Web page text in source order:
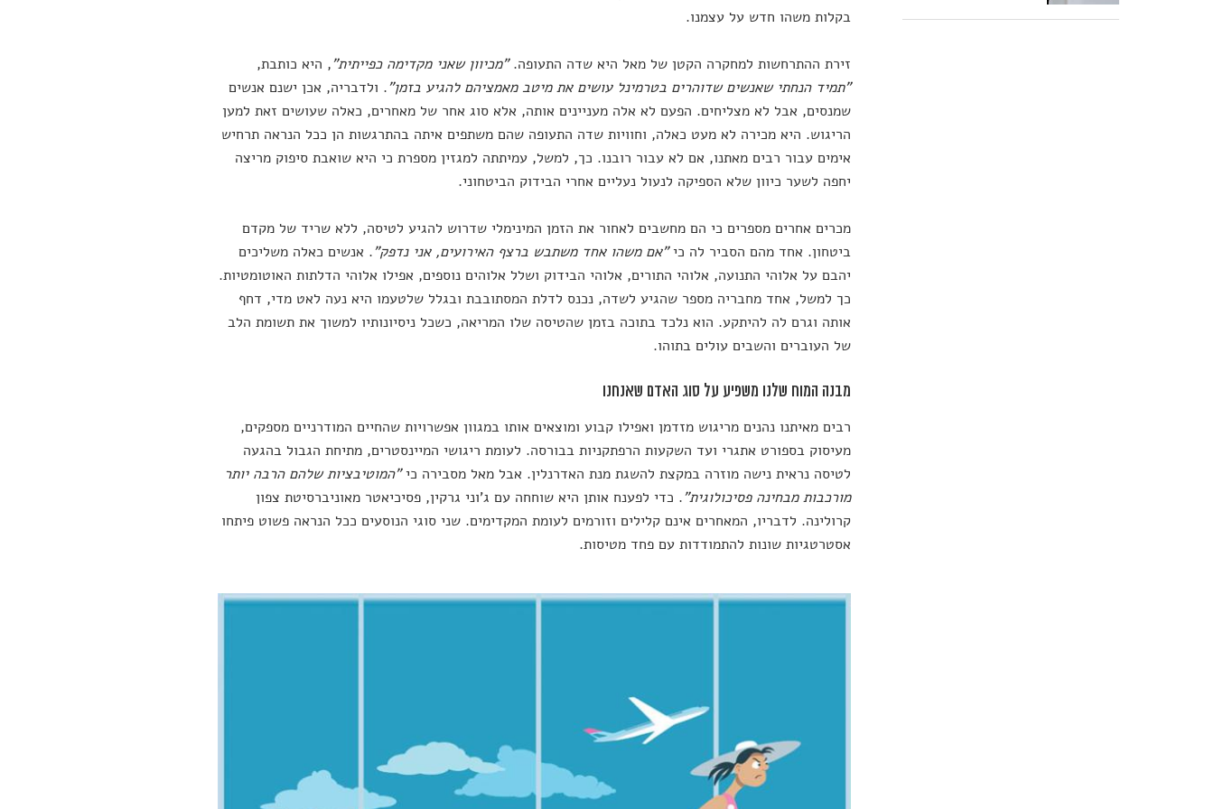
בקלות משהו חדש על עצמנו.
זירת ההתרחשות למחקרה הקטן של מאל היא שדה התעופה."מכיוון שאני מקדימה כפייתית", היא כותבת,
"תמיד הנחתי שאנשים שדוהרים בטרמינל עושים את מיטב מאמציהם להגיע בזמן". ולדבריה, אכן ישנם אנשים
שמנסים, אבל לא מצליחים. הפעם לא אלה מעניינים אותה, אלא סוג אחר של מאחרים, כאלה שעושים זאת למען
הריגוש. היא מכירה לא מעט כאלה, וחוויות שדה התעופה שהם משתפים איתה בהתרגשות הן ככל הנראה תרחיש
אימים עבור רבים מאתנו, אם לא עבור רובנו. כך, למשל, עמיתתה למגזין מספרת כי היא שואבת סיפוק מריצה
יחפה לשער כיוון שלא הספיקה לנעול נעליים אחרי הבידוק הביטחוני.
מכרים אחרים מספרים כי הם מחשבים לאחור את הזמן המינימלי שדרוש להגיע לטיסה, ללא שריד של מקדם
ביטחון. אחד מהם הסביר לה כי"אם משהו אחד משתבש ברצף האירועים, אני נדפק". אנשים כאלה משליכים
יהבם על אלוהי התנועה, אלוהי התורים, אלוהי הבידוק ושלל אלוהים נוספים, אפילו אלוהי הדלתות האוטומטיות.
כך למשל, אחד מחבריה מספר שהגיע לשדה, נכנס לדלת המסתובבת ובגלל שלטעמו היא נעה לאט מדי, דחף
אותה וגרם לה להיתקע. הוא נלכד בתוכה בזמן שהטיסה שלו המריאה, כשכל ניסיונותיו למשוך את תשומת הלב
של העוברים והשבים עולים בתוהו.
מבנה המוח שלנו משפיע על סוג האדם שאנחנו
רבים מאיתנו נהנים מריגוש מזדמן ואפילו קבוע ומוצאים אותו במגוון אפשרויות שהחיים המודרניים מספקים,
מעיסוק בספורט אתגרי ועד השקעות הרפתקניות בבורסה. לעומת ריגושי המיינסטרים, מתיחת הגבול בהגעה
לטיסה נראית נישה מוזרה במקצת להשגת מנת האדרנלין. אבל מאל מסבירה כי"המוטיבציות שלהם הרבה יותר
מורכבות מבחינה פסיכולוגית". כדי לפענח אותן היא שוחחה עם ג'וני גרקין, פסיכיאטר מאוניברסיטת צפון
קרולינה. לדבריו, המאחרים אינם קלילים וזורמים לעומת המקדימים. שני סוגי הנוסעים ככל הנראה פשוט פיתחו
אסטרטגיות שונות להתמודדות עם פחד מטיסות.